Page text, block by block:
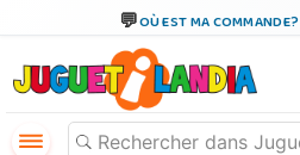
OÙ EST MA COMMANDE?